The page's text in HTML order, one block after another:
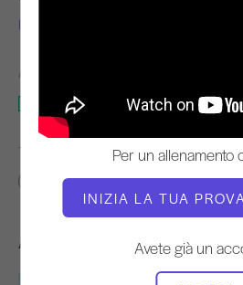
Per un allenamento
INIZIA LA TUA
Avete già un
Inelia Garcia
ATTREZZATURA NECESSARIA
Ghigliottina
TROVA CLASSI SIMILI PER
20 - 30 min
Ghigliottina
Altri allenamenti che potrebbero